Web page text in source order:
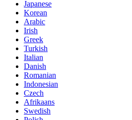
Japanese
Korean
Arabic
Irish
Greek
Turkish
Italian
Danish
Romanian
Indonesian
Czech
Afrikaans
Swedish